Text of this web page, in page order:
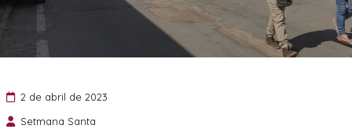
2 de abril de 2023
Setmana Santa